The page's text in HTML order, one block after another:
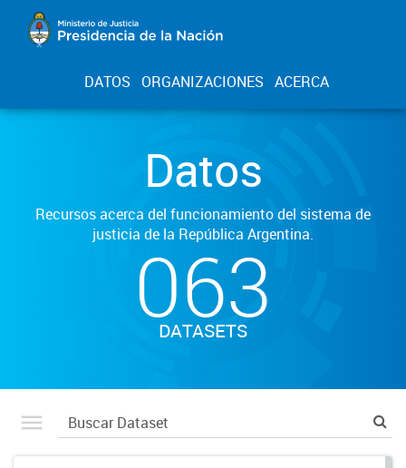
DATOS ORGANIZACIONES ACERCA
Datos
Recursos acerca del funcionamiento del sistema de
justicia de la República Argentina.
063
DATASETS